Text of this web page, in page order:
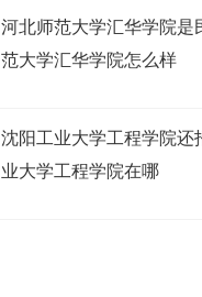
河北师范大学汇华学院是
范大学汇华学院怎么样
沈阳工业大学工程学院还
业大学工程学院在哪